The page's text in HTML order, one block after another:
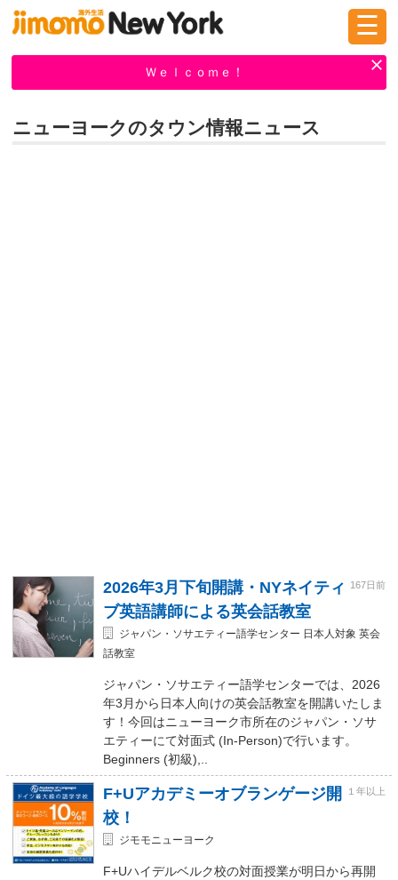
☰
Ｗｅｌｃｏｍｅ！
ニューヨークのタウン情報ニュース
2026年3月下旬開講・NYネイティ
ブ英語講師による英会話教室
167日前
ジャパン・ソサエティー語学センター 日本人対象 英会
話教室
ジャパン・ソサエティー語学センターでは、2026
年3月から日本人向けの英会話教室を開講いたしま
す！今回はニューヨーク市所在のジャパン・ソサ
エティーにて対面式 (In-Person)で行います。
Beginners (初級),..
F+Uアカデミーオブランゲージ開
校！
１年以上
ジモモニューヨーク
F+Uハイデルベルク校の対面授業が明日から再開